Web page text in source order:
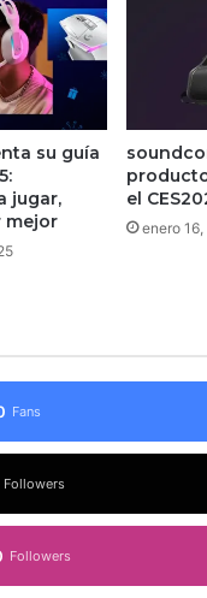
su guía
jugar,
mejor
el
enero
Fans
Followers
Followers